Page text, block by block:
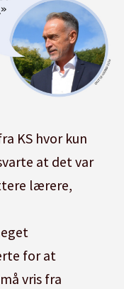
fungerer
fra år til år hvem
sektor, men
tilnærmet lik
er blant de
Når
vil det gi
de med høyest
er som det
med lang
for å
KS hvor kun
at det var
lærere,
for at
vris fra